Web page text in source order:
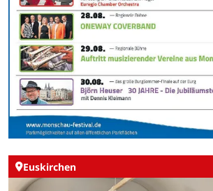
Euskirchen